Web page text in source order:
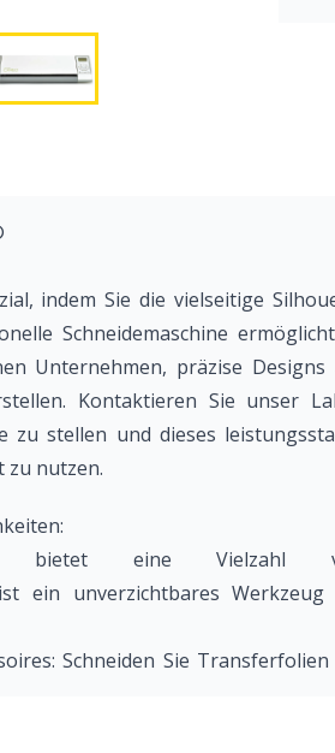
indem Sie die vielseitige
Schneidemaschine
Unternehmen, präzise Designs
Kontaktieren Sie unser
stellen und dieses
zu nutzen.
bietet eine Vielzahl
ein unverzichtbares
Schneiden Sie